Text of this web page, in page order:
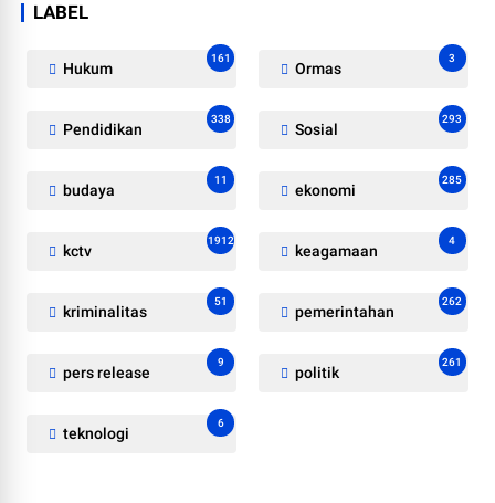
LABEL
Hukum
161
Ormas
3
Pendidikan
338
Sosial
293
budaya
11
ekonomi
285
kctv
1912
keagamaan
4
kriminalitas
51
pemerintahan
262
pers release
9
politik
261
teknologi
6